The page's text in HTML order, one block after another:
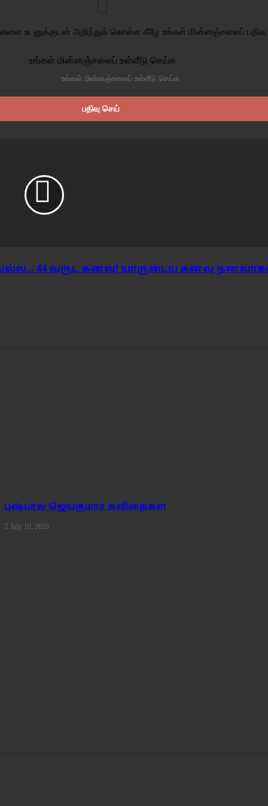
உடனுக்குடன் அறிந்துக் கொள்ள கீழே உங்கள் மின்னஞ்சலைப்
உங்கள் மின்னஞ்சலைப் உள்ளீடு செய்க
44 வருட கனவு! யாருடைய கனவு
புஷ்பால ஜெயகுமார் கவிதைகள்
July 10, 2026